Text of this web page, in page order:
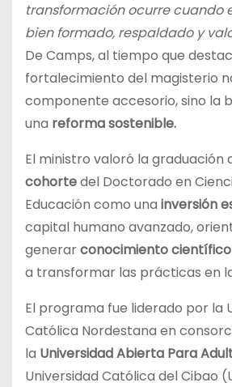
transformación ocurre cuando
bien formado, respaldado y
De Camps, al tiempo que
fortalecimiento del magisterio
componente accesorio, sino la
una reforma sostenible.
El ministro valoró la graduación
cohortedel Doctorado en
Educación como una inversión
capital humano avanzado,
generarconocimiento científico
a transformar las prácticas en
El programa fue liderado por la
Católica Nordestana en
la Universidad Abierta Para
Universidad Católica del Cibao